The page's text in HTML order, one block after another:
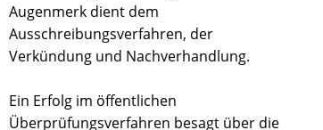
Augenmerk dient dem
Ausschreibungsverfahren, der
Verkündung und Nachverhandlung.
Ein Erfolg im öffentlichen
Überprüfungsverfahren besagt über die